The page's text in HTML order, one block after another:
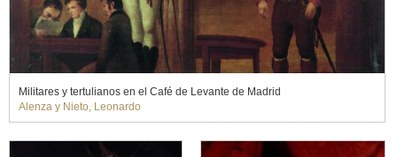
Militares y tertulianos en el Café de Levante de Madrid
Alenza y Nieto, Leonardo